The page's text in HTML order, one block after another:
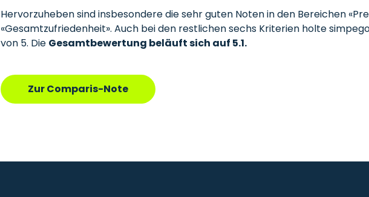
Hervorzuheben sind insbesondere die sehr guten Noten in den Bereichen
«Gesamtzufriedenheit». Auch bei den restlichen sechs Kriterien holte
von 5. Die Gesamtbewertung beläuft sich auf 5.1.
Zur Comparis-Note